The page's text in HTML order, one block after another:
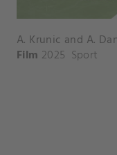
Film 2025 Sport